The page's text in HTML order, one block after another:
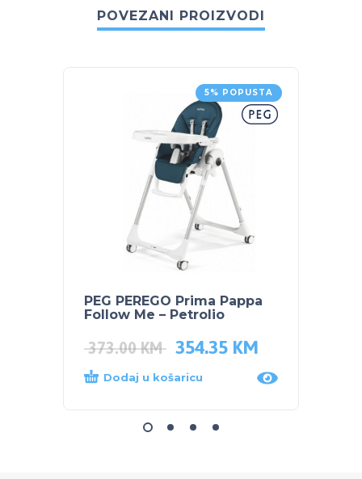
POVEZANI PROIZVODI
5% POPUSTA
PEG PEREGO Prima Pappa
Follow Me – Petrolio
373.00KM 354.35 KM
Dodaj u košaricu